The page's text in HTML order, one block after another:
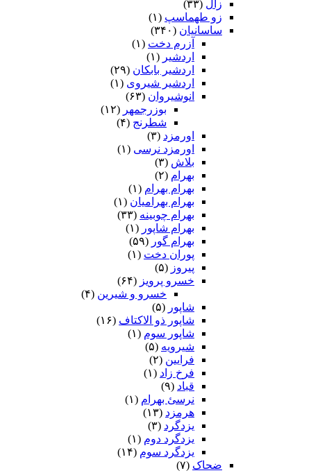
زال (۳۳)
زو طهماسپ‏ (۱)
ساسانیان (۳۴۰)
آزرم دخت (۱)
اردشیر (۱)
اردشیر بابکان (۲۹)
اردشیر شیروی (۱)
انوشیروان (۶۳)
بوزرجمهر (۱۲)
شطرنج (۴)
اورمزد (۳)
اورمزد نرسى‏ (۱)
بلاش (۳)
بهرام (۲)
بهرام بهرام (۱)
بهرام بهرامیان‏ (۱)
بهرام چوبینه (۳۳)
بهرام شاپور (۱)
بهرام گور (۵۹)
پوران دخت (۱)
پیروز (۵)
خسرو پرویز (۶۴)
خسرو و شیرین (۴)
شاپور (۵)
شاپور ذو الاکتاف (۱۶)
شاپور سوم‏ (۱)
شیرویه (۵)
فرایین (۲)
فرخ زاد (۱)
قباد (۹)
نرسئ بهرام‏ (۱)
هرمزد (۱۳)
یزدگرد (۳)
یزدگرد دوم (۱)
یزدگرد سوم (۱۴)
ضحاک (۷)